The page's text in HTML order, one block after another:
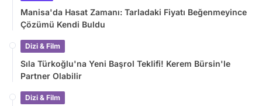
Manisa'da Hasat Zamanı: Tarladaki Fiyatı Beğenmeyince
Çözümü Kendi Buldu
Dizi & Film
Sıla Türkoğlu'na Yeni Başrol Teklifi! Kerem Bürsin'le
Partner Olabilir
Dizi & Film